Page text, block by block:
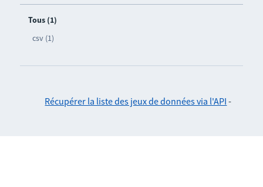
Tous (1)
csv (1)
Récupérer la liste des jeux de données via l'API -